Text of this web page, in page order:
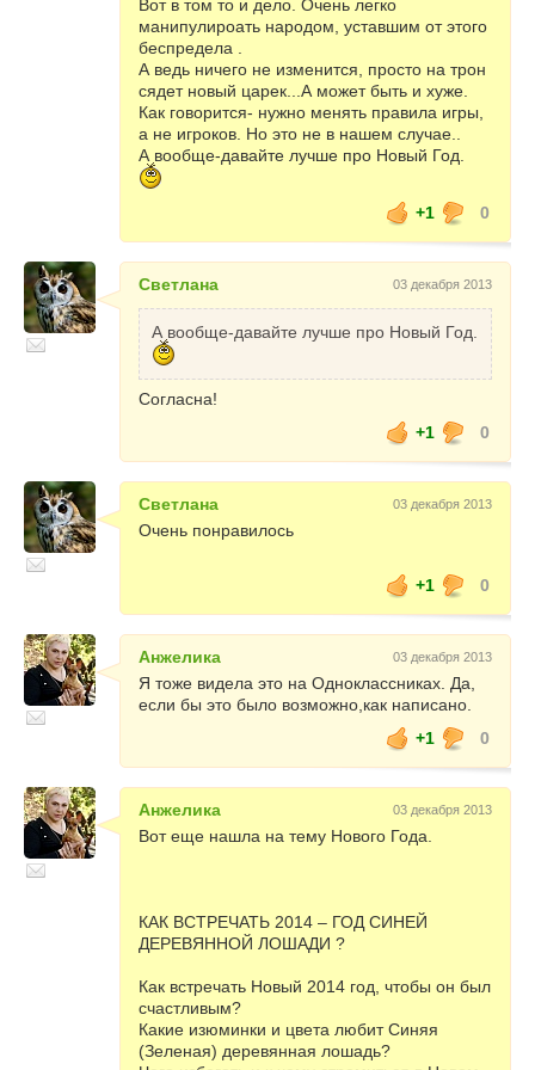
Вот в том то и дело. Очень легко
манипулироать народом, уставшим от этого
беспредела .
А ведь ничего не изменится, просто на трон
сядет новый царек...А может быть и хуже.
Как говорится- нужно менять правила игры,
а не игроков. Но это не в нашем случае..
А вообще-давайте лучше про Новый Год.
+1 0
Светлана 03 декабря 2013
А вообще-давайте лучше про Новый Год.
Согласна!
+1
0
Светлана 03 декабря 2013
Очень понравилось
+1 0
Анжелика 03 декабря 2013
Я тоже видела это на Одноклассниках. Да,
если бы это было возможно,как написано.
+1
0
Анжелика 03 декабря 2013
Вот еще нашла на тему Нового Года.
КАК ВСТРЕЧАТЬ 2014 – ГОД СИНЕЙ
ДЕРЕВЯННОЙ ЛОШАДИ ?
Как встречать Новый 2014 год, чтобы он был
счастливым?
Какие изюминки и цвета любит Синяя
(Зеленая) деревянная лошадь?